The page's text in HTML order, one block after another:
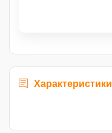
Характеристики